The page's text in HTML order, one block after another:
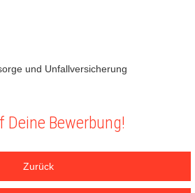
und Unfallversicherung
Bewerbung!
Zurück